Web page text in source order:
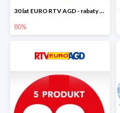
30 lat EURO RTV AGD - rabaty do -80%
80%